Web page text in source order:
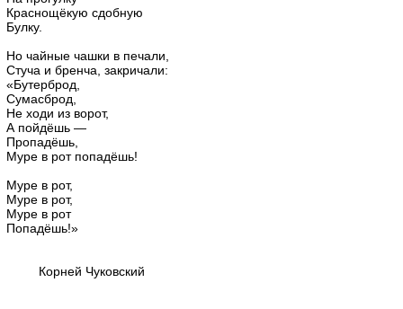
Краснощёкую сдобную
Булку.
Но чайные чашки в печали,
Стуча и бренча, закричали:
«Бутерброд,
Сумасброд,
Не ходи из ворот,
А пойдёшь —
Пропадёшь,
Муре в рот попадёшь!
Муре в рот,
Муре в рот,
Муре в рот
Попадёшь!»
Корней Чуковский